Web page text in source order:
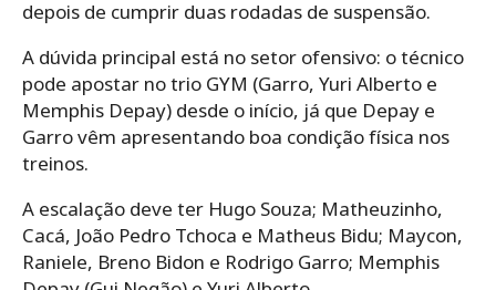
depois de cumprir duas rodadas de suspensão.
A dúvida principal está no setor ofensivo: o técnico
pode apostar no trio GYM (Garro, Yuri Alberto e
Memphis Depay) desde o início, já que Depay e
Garro vêm apresentando boa condição física nos
treinos.
A escalação deve ter Hugo Souza; Matheuzinho,
Cacá, João Pedro Tchoca e Matheus Bidu; Maycon,
Raniele, Breno Bidon e Rodrigo Garro; Memphis